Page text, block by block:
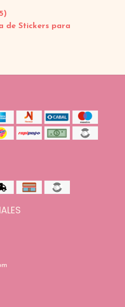
de Stickers para